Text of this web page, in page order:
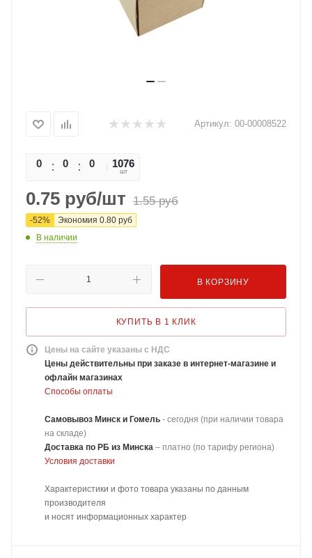
Артикул: 00-00008522
0 0 0 0
1076
шт
0.75 руб/шт 1.55руб
-52% Экономия 0.80 руб
В наличии
В КОРЗИНУ
КУПИТЬ В 1 КЛИК
Цены на сайте указаны с НДС
Цены действительны при заказе в интернет-магазине и
офлайн магазинах
Способы оплаты
Самовывоз Минск и Гомель - сегодня (при наличии товара
на складе)
Доставка по РБ из Минска – платно (по тарифу региона)
Условия доставки
Характеристики и фото товара указаны по данным
производителя
и носят информационных характер